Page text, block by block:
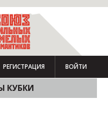
РЕГИСТРАЦИЯ ВОЙТИ
КУБКИ